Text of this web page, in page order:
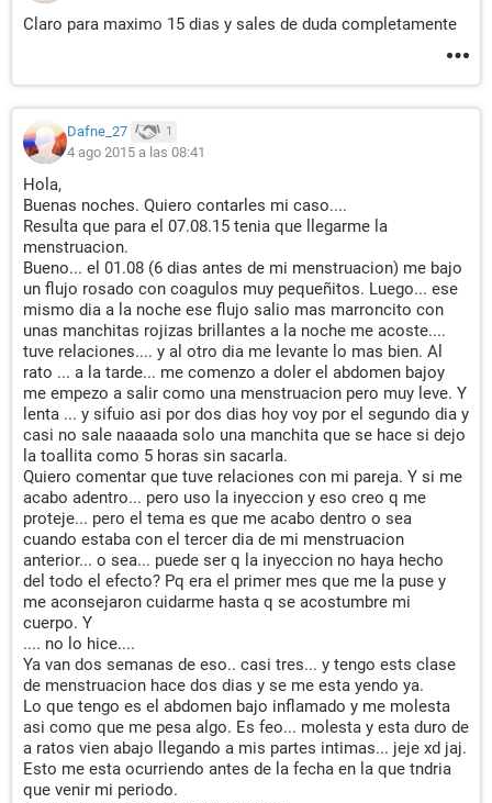
Claro para maximo 15 dias y sales de duda completamente
Dafne_27 1
4 ago 2015 a las 08:41
Hola,
Buenas noches. Quiero contarles mi caso....
Resulta que para el 07.08.15 tenia que llegarme la
menstruacion.
Bueno... el 01.08 (6 dias antes de mi menstruacion) me bajo
un flujo rosado con coagulos muy pequeñitos. Luego... ese
mismo dia a la noche ese flujo salio mas marroncito con
unas manchitas rojizas brillantes a la noche me acoste....
tuve relaciones.... y al otro dia me levante lo mas bien. Al
rato ... a la tarde... me comenzo a doler el abdomen bajoy
me empezo a salir como una menstruacion pero muy leve. Y
lenta ... y sifuio asi por dos dias hoy voy por el segundo dia y
casi no sale naaaada solo una manchita que se hace si dejo
la toallita como 5 horas sin sacarla.
Quiero comentar que tuve relaciones con mi pareja. Y si me
acabo adentro... pero uso la inyeccion y eso creo q me
proteje... pero el tema es que me acabo dentro o sea
cuando estaba con el tercer dia de mi menstruacion
anterior... o sea... puede ser q la inyeccion no haya hecho
del todo el efecto? Pq era el primer mes que me la puse y
me aconsejaron cuidarme hasta q se acostumbre mi
cuerpo. Y
.... no lo hice....
Ya van dos semanas de eso.. casi tres... y tengo ests clase
de menstruacion hace dos dias y se me esta yendo ya.
Lo que tengo es el abdomen bajo inflamado y me molesta
asi como que me pesa algo. Es feo... molesta y esta duro de
a ratos vien abajo llegando a mis partes intimas... jeje xd jaj.
Esto me esta ocurriendo antes de la fecha en la que tndria
que venir mi periodo.